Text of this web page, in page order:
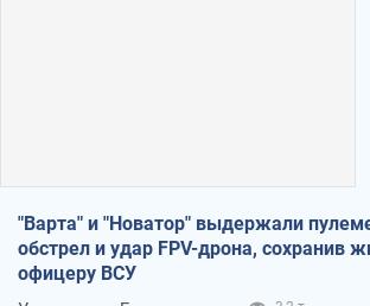
"Варта" и "Новатор" выдержали
обстрел и удар FPV-дрона, сохранив
офицеру ВСУ